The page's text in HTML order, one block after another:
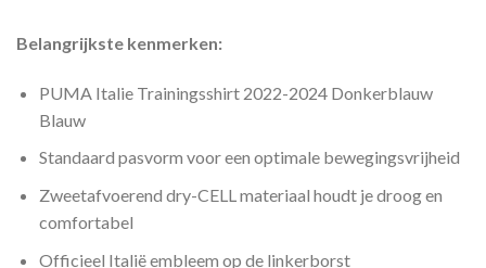
Belangrijkste kenmerken:
PUMA Italie Trainingsshirt 2022-2024 Donkerblauw
Blauw
Standaard pasvorm voor een optimale bewegingsvrijheid
Zweetafvoerend dry-CELL materiaal houdt je droog en
comfortabel
Officieel Italië embleem op de linkerborst